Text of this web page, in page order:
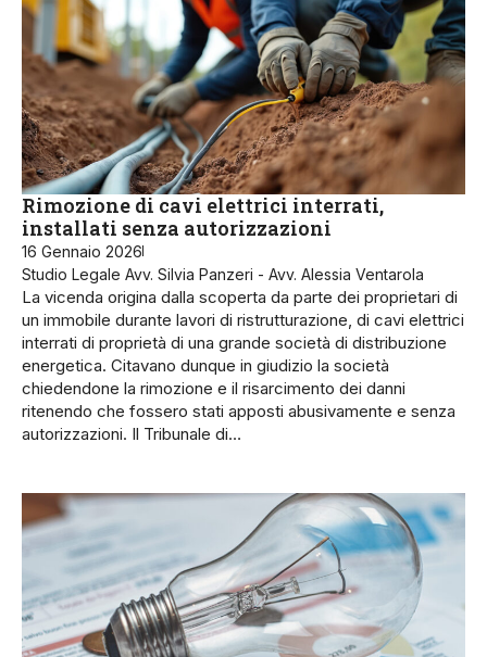
Rimozione di cavi elettrici interrati,
installati senza autorizzazioni
16 Gennaio 2026
Studio Legale Avv. Silvia Panzeri - Avv. Alessia Ventarola
La vicenda origina dalla scoperta da parte dei proprietari di
un immobile durante lavori di ristrutturazione, di cavi elettrici
interrati di proprietà di una grande società di distribuzione
energetica. Citavano dunque in giudizio la società
chiedendone la rimozione e il risarcimento dei danni
ritenendo che fossero stati apposti abusivamente e senza
autorizzazioni. Il Tribunale di…